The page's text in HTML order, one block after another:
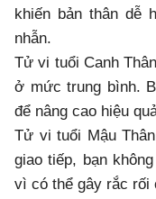
khiến bản thân dễ
nhẫn.
Tử vi tuổi Canh
ở mức trung bình.
để nâng cao hiệu
Tử vi tuổi Mậu
giao tiếp, bạn
vì có thể gây rắc rối